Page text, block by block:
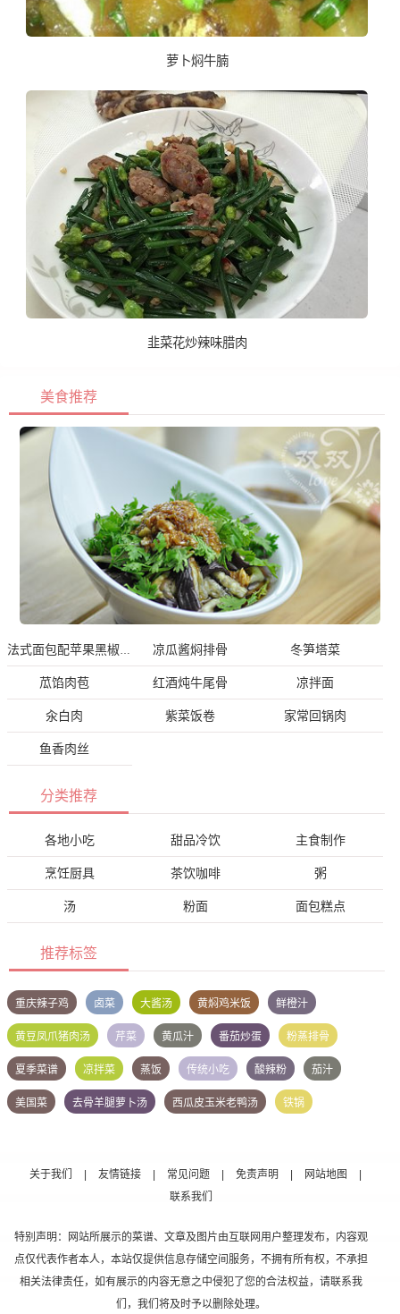
萝卜焖牛腩
韭菜花炒辣味腊肉
美食推荐
法式面包配苹果黑椒鲜 凉瓜酱焖排骨 冬笋塔菜
苽馅肉苞 红酒炖牛尾骨 凉拌面
汆白肉 紫菜饭卷 家常回锅肉
鱼香肉丝
分类推荐
各地小吃 甜品冷饮 主食制作
烹饪厨具 茶饮咖啡 粥
汤 粉面 面包糕点
推荐标签
重庆辣子鸡 卤菜 大酱汤 黄焖鸡米饭 鲜橙汁
黄豆凤爪猪肉汤 芹菜 黄瓜汁 番茄炒蛋 粉蒸排骨
夏季菜谱 凉拌菜 蒸饭 传统小吃 酸辣粉 茄汁
美国菜 去骨羊腿萝卜汤 西瓜皮玉米老鸭汤 铁锅
关于我们 友情链接 常见问题 免责声明 网站地图
联系我们
特别声明：网站所展示的菜谱、文章及图片由互联网用户整理发布，内容观
点仅代表作者本人，本站仅提供信息存储空间服务，不拥有所有权，不承担
相关法律责任，如有展示的内容无意之中侵犯了您的合法权益，请联系我
们，我们将及时予以删除处理。